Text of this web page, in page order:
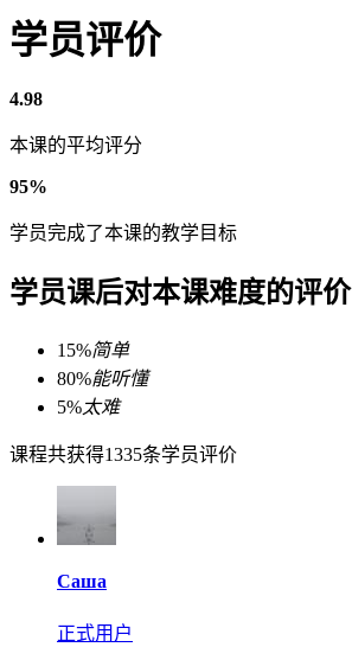
学员评价
4.98
本课的平均评分
95%
学员完成了本课的教学目标
学员课后对本课难度的评价
15%简单
80%能听懂
5%太难
课程共获得1335条学员评价
Саша
正式用户